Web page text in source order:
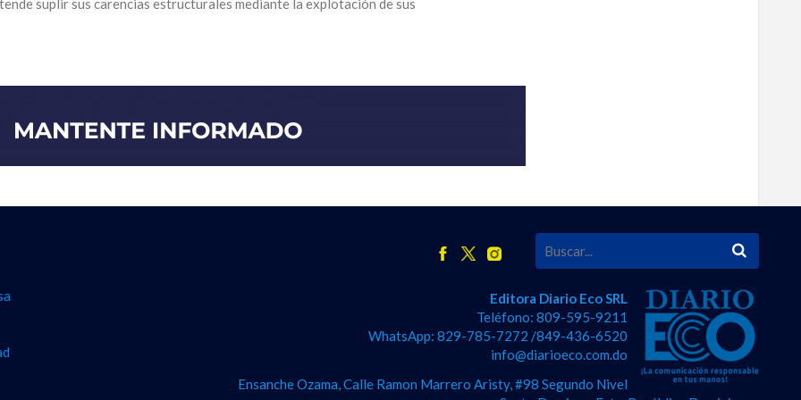
suplir sus carencias estructurales mediante la explotación de sus
Editora Diario Eco SRL
Teléfono: 809-595-9211
WhatsApp: 829-785-7272 /849-436-6520
info@diarioeco.com.do
Ensanche Ozama, Calle Ramon Marrero Aristy, #98 Segundo Nivel